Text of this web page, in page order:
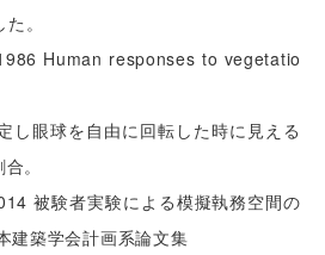
。
Human responses to vegetatio
し眼球を自由に回転した時に見える
。
被験者実験による模擬執務空間の
建築学会計画系論文集